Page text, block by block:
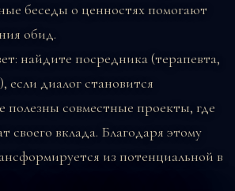
беседы о ценностях помогают
обид.
найдите посредника (терапевта,
если диалог становится
полезны совместные проекты, где
своего вклада. Благодаря этому
из потенциальной в